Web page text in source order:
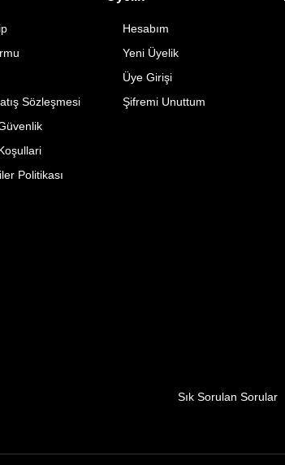
Sözleşmesi
Politikası
Hesabım
Yeni Üyelik
Üye Girişi
Şifremi Unuttum
Sık Sorulan Sorular